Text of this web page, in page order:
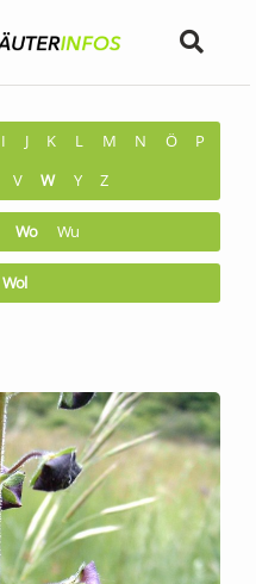
I J K L M N Ö
P
V W Y Z
Wo Wu
Wol